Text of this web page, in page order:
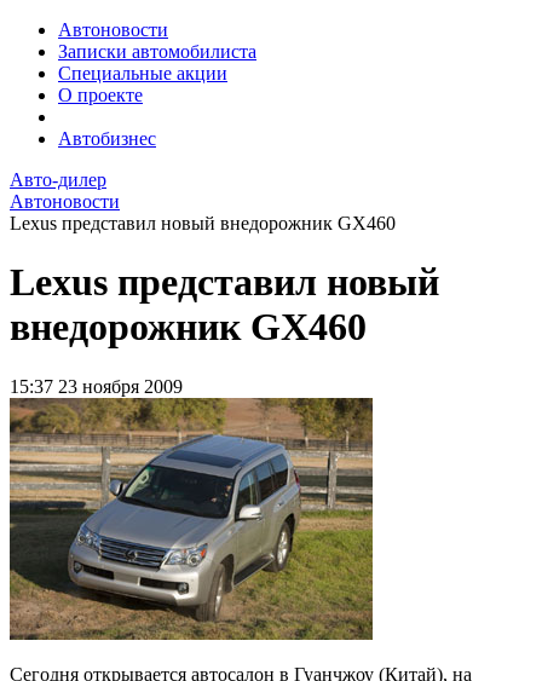
Автоновости
Записки автомобилиста
Специальные акции
О проекте
Автобизнес
Авто-дилер
Автоновости
Lexus представил новый внедорожник GX460
Lexus представил новый
внедорожник GX460
15:37 23 ноября 2009
Сегодня открывается автосалон в Гуанчжоу (Китай), на